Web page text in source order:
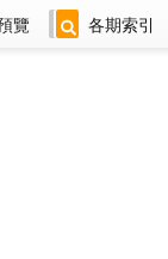
覽 各期索引